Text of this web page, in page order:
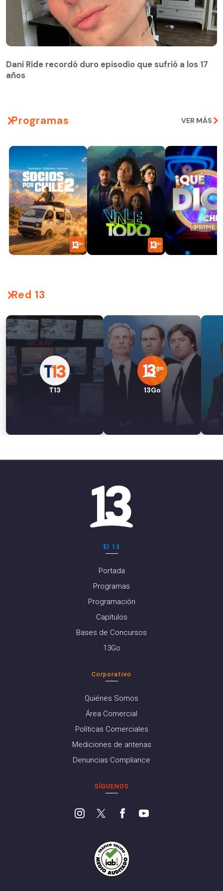
Dani Ride recordó duro episodio que sufrió a los 17
años
Programas VER MÁS
Red 13
T13 13Go
El 13
Portada
Programas
Programación
Capítulos
Bases de Concursos
13Go
Corporativo
Quiénes Somos
Área Comercial
Políticas Comerciales
Mediciones de antenas
Denuncias Compliance
SÍGUENOS